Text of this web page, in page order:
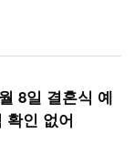
8일 결혼식 예
인 없어